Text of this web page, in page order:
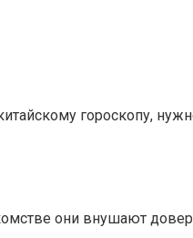
гороскопу,
они внушают